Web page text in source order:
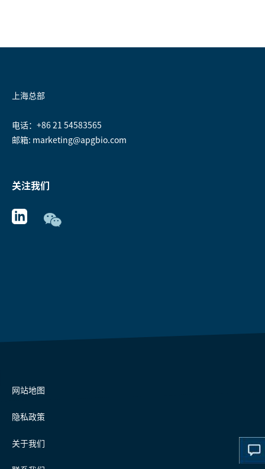
上海总部
电话：+86 21 54583565
邮箱: marketing@apgbio.com
关注我们
网站地图
隐私政策
关于我们